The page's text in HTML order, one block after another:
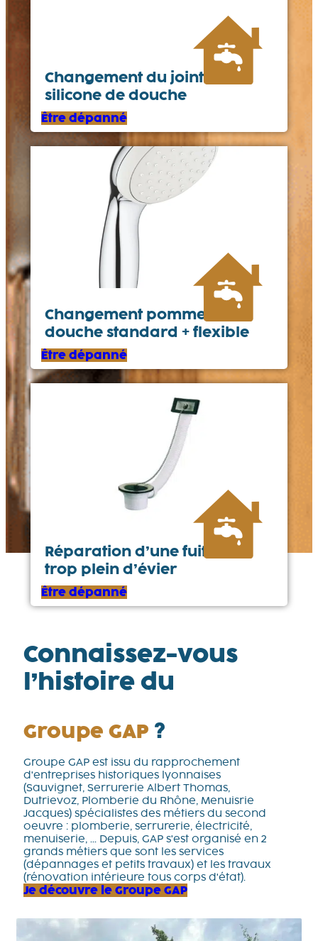
Changement du joint en
silicone de douche
Être dépanné
Changement pommeau
douche standard + flexible
Être dépanné
Réparation d’une fuite sur
trop plein d’évier
Être dépanné
Connaissez-vous
l’histoire du
Groupe GAP ?
Groupe GAP est issu du rapprochement
d'entreprises historiques lyonnaises
(Sauvignet, Serrurerie Albert Thomas,
Dutrievoz, Plomberie du Rhône, Menuisrie
Jacques) spécialistes des métiers du second
oeuvre : plomberie, serrurerie, électricité,
menuiserie, ... Depuis, GAP s'est organisé en 2
grands métiers que sont les services
(dépannages et petits travaux) et les travaux
(rénovation intérieure tous corps d'état).
Je découvre le Groupe GAP